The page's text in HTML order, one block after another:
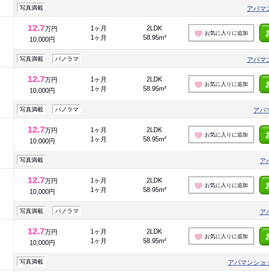
写真満載 アパマ
12.7万円
10,000円
1ヶ月
1ヶ月
2LDK
58.95m²
お気に入りに追加
写真満載 パノラマ アパマ
12.7万円
10,000円
1ヶ月
1ヶ月
2LDK
58.95m²
お気に入りに追加
写真満載 パノラマ アパ
12.7万円
10,000円
1ヶ月
1ヶ月
2LDK
58.95m²
お気に入りに追加
写真満載 ア
12.7万円
10,000円
1ヶ月
1ヶ月
2LDK
58.95m²
お気に入りに追加
写真満載 パノラマ ア
12.7万円
10,000円
1ヶ月
1ヶ月
2LDK
58.95m²
お気に入りに追加
写真満載 アパマンショ